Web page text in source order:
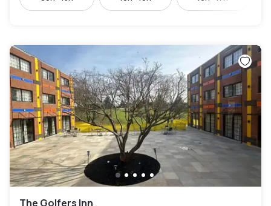
The Golfers Inn